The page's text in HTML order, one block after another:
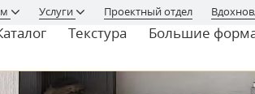
Услуги Проектный отдел
Текстура Большие